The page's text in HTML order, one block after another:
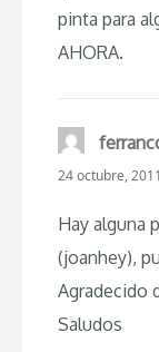
pinta para
AHORA.
24 octubre,
Hay alguna
(joanhey),
Agradecido
Saludos